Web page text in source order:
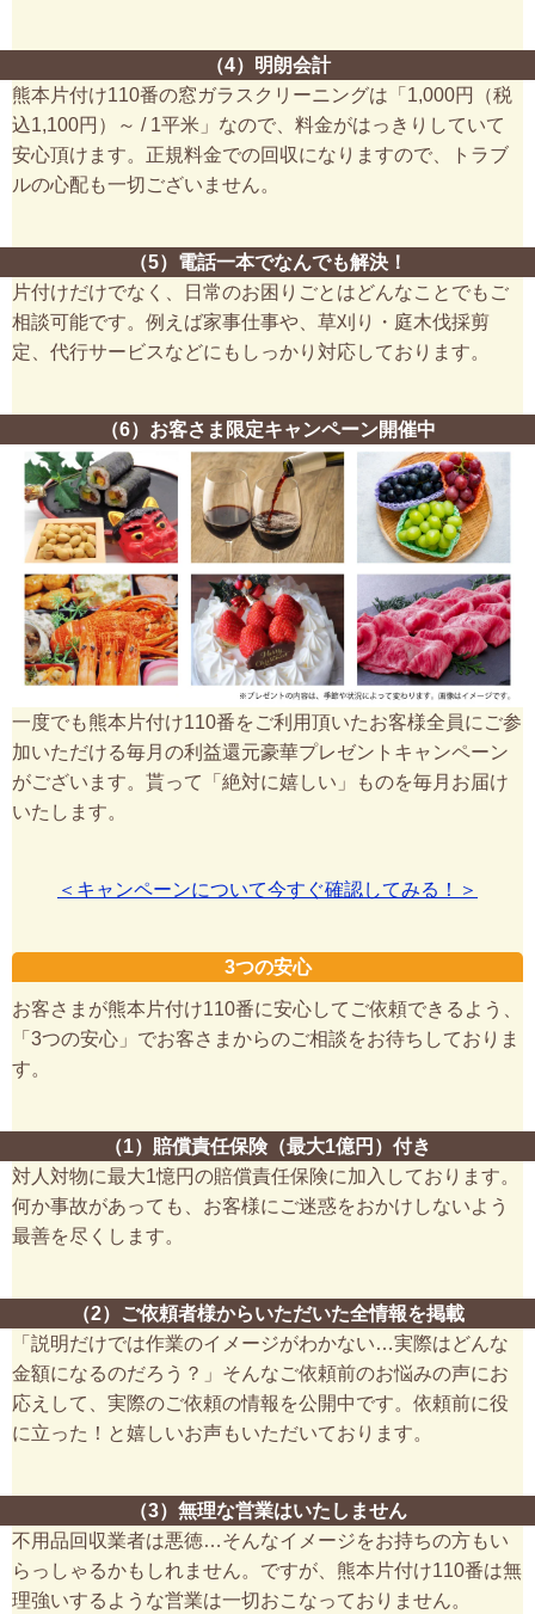
（4）明朗会計
熊本片付け110番の窓ガラスクリーニングは「1,000円（税
込1,100円）～ / 1平米」なので、料金がはっきりしていて
安心頂けます。正規料金での回収になりますので、トラブ
ルの心配も一切ございません。
（5）電話一本でなんでも解決！
片付けだけでなく、日常のお困りごとはどんなことでもご
相談可能です。例えば家事仕事や、草刈り・庭木伐採剪
定、代行サービスなどにもしっかり対応しております。
（6）お客さま限定キャンペーン開催中
一度でも熊本片付け110番をご利用頂いたお客様全員にご参
加いただける毎月の利益還元豪華プレゼントキャンペーン
がございます。貰って「絶対に嬉しい」ものを毎月お届け
いたします。
＜キャンペーンについて今すぐ確認してみる！＞
3つの安心
お客さまが熊本片付け110番に安心してご依頼できるよう、
「3つの安心」でお客さまからのご相談をお待ちしておりま
す。
（1）賠償責任保険（最大1億円）付き
対人対物に最大1憶円の賠償責任保険に加入しております。
何か事故があっても、お客様にご迷惑をおかけしないよう
最善を尽くします。
（2）ご依頼者様からいただいた全情報を掲載
「説明だけでは作業のイメージがわかない…実際はどんな
金額になるのだろう？」そんなご依頼前のお悩みの声にお
応えして、実際のご依頼の情報を公開中です。依頼前に役
に立った！と嬉しいお声もいただいております。
（3）無理な営業はいたしません
不用品回収業者は悪徳…そんなイメージをお持ちの方もい
らっしゃるかもしれません。ですが、熊本片付け110番は無
理強いするような営業は一切おこなっておりません。